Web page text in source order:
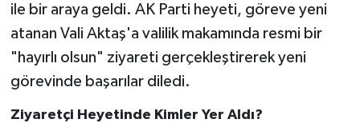
ile bir araya geldi. AK Parti heyeti, göreve yeni
atanan Vali Aktaş'a valilik makamında resmi bir
"hayırlı olsun" ziyareti gerçekleştirerek yeni
görevinde başarılar diledi.
Ziyaretçi Heyetinde Kimler Yer Aldı?